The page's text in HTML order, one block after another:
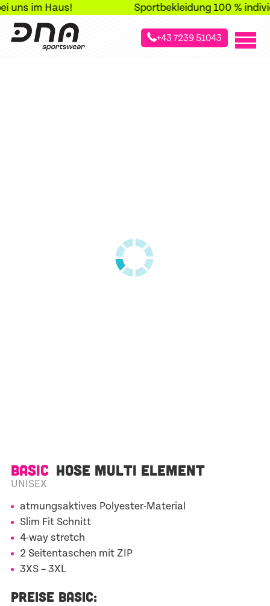
im Haus!
+43 7239 51043
»
BASIC HOSE MULTI ELEMENT
UNISEX
atmungsaktives Polyester-Material
Slim Fit Schnitt
4-way stretch
2 Seitentaschen mit ZIP
3XS – 3XL
PREISE BASIC: